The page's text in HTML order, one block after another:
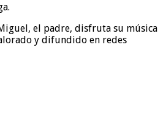
el padre, disfruta su música
y difundido en redes